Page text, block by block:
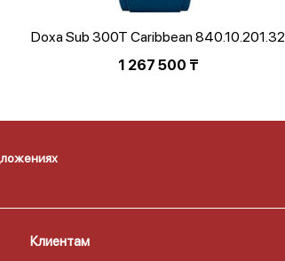
Doxa Sub 300T Caribbean 840.10.201.32
1 267 500 ₸
Клиентам